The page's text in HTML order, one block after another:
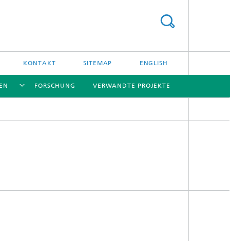
KONTAKT SITEMAP ENGLISH
FORSCHUNG VERWANDTE PROJEKTE